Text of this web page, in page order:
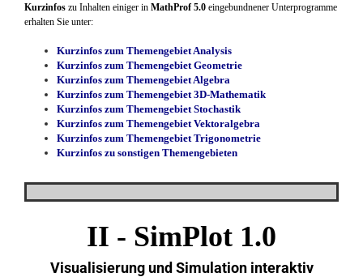
Kurzinfos zu Inhalten einiger in MathProf 5.0 eingebundnener Unterprogramme
erhalten Sie unter:
Kurzinfos zum Themengebiet Analysis
Kurzinfos zum Themengebiet Geometrie
Kurzinfos zum Themengebiet Algebra
Kurzinfos zum Themengebiet 3D-Mathematik
Kurzinfos zum Themengebiet Stochastik
Kurzinfos zum Themengebiet Vektoralgebra
Kurzinfos zum Themengebiet Trigonometrie
Kurzinfos zu sonstigen Themengebieten
II - SimPlot 1.0
Visualisierung und Simulation interaktiv